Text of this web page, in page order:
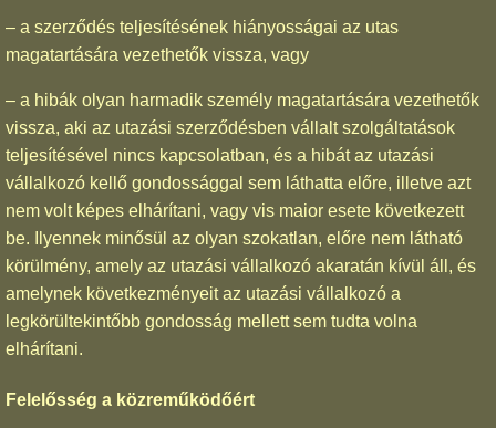
– a szerződés teljesítésének hiányosságai az utas
magatartására vezethetők vissza, vagy
– a hibák olyan harmadik személy magatartására vezethetők
vissza, aki az utazási szerződésben vállalt szolgáltatások
teljesítésével nincs kapcsolatban, és a hibát az utazási
vállalkozó kellő gondossággal sem láthatta előre, illetve azt
nem volt képes elhárítani, vagy vis maior esete következett
be. Ilyennek minősül az olyan szokatlan, előre nem látható
körülmény, amely az utazási vállalkozó akaratán kívül áll, és
amelynek következményeit az utazási vállalkozó a
legkörültekintőbb gondosság mellett sem tudta volna
elhárítani.
Felelősség a közreműködőért